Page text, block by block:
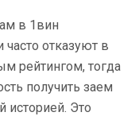
в 1вин
отказуют в
рейтингом, тогда
получить заем
историей. Это